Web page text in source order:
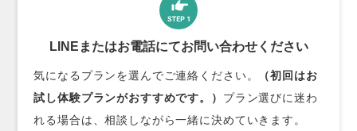
LINEまたはお電話にてお問い合わせください
気になるプランを選んでご連絡ください。
（初回はお
試し体験プランがおすすめです。） プラン選びに迷わ
れる場合は、相談しながら一緒に決めていきます。